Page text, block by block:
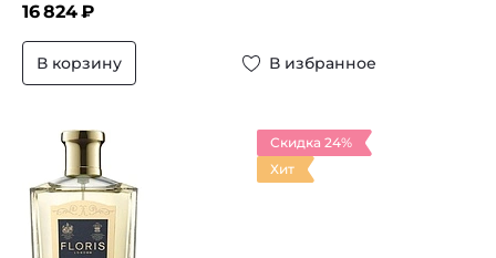
16 824₽
В корзину В избранное
Скидка 24%
Хит